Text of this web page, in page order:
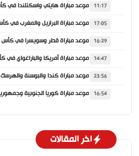
11:17
17:05
16:29
14:47
23:56
16:54
اخر المقالات